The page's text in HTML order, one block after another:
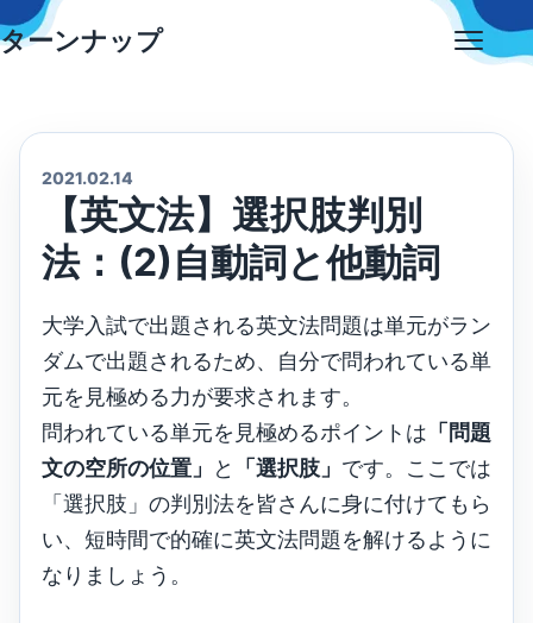
Skip
to
ターンナップ
2021.02.14
【英文法】選択肢判別
法：(2)自動詞と他動詞
大学入試で出題される英文法問題は単元がラン
ダムで出題されるため、自分で問われている単
元を見極める力が要求されます。
問われている単元を見極めるポイントは 「問題
文の空所の位置」
と 「選択肢」 です。ここでは
「選択肢」の判別法を皆さんに身に付けてもら
い、短時間で的確に英文法問題を解けるように
なりましょう。